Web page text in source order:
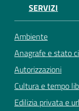
SERVIZI
Ambiente
Anagrafe e stato
Autorizzazioni
Cultura e tempo
Edilizia privata e